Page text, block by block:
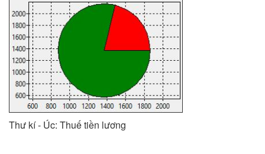
Thư kí - Úc: Thuế tiền lương